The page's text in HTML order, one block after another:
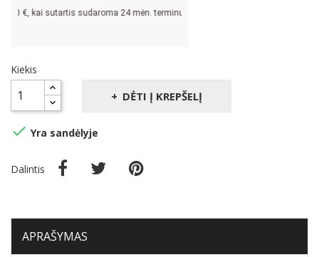
€, kai sutartis sudaroma 24 mėn. terminui, metinė palūkanų norma –
Kiekis
DĖTI Į KREPŠELĮ
 Yra sandėlyje
Dalintis
APRAŠYMAS